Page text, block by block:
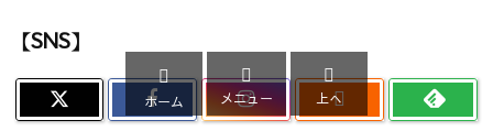
【SNS】


ホーム

メニュー

上へ